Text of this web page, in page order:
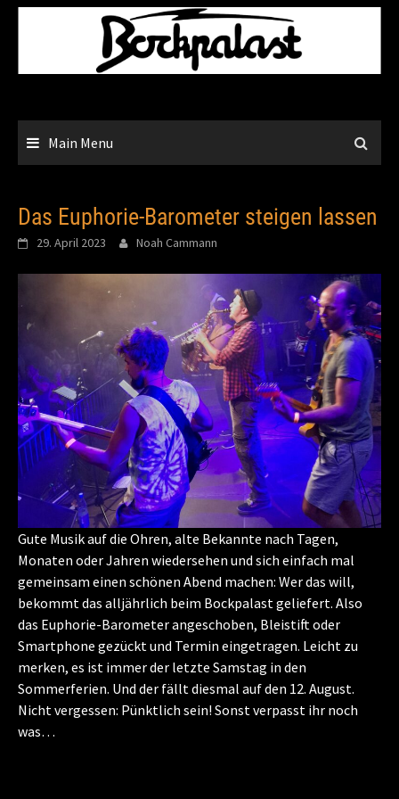
Skip
Main Menu
Das Euphorie-Barometer steigen lassen
29. April 2023 Noah Cammann
Gute Musik auf die Ohren, alte Bekannte nach Tagen,
Monaten oder Jahren wiedersehen und sich einfach mal
gemeinsam einen schönen Abend machen: Wer das will,
bekommt das alljährlich beim Bockpalast geliefert. Also
das Euphorie-Barometer angeschoben, Bleistift oder
Smartphone gezückt und Termin eingetragen. Leicht zu
merken, es ist immer der letzte Samstag in den
Sommerferien. Und der fällt diesmal auf den 12. August.
Nicht vergessen: Pünktlich sein! Sonst verpasst ihr noch
was…